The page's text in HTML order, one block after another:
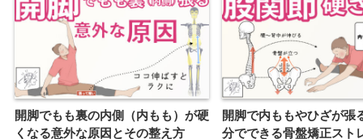
開脚でもも裏の内側（内もも）が硬
くなる意外な原因とその整え方
開脚で内ももやひざが張
分でできる骨盤矯正スト